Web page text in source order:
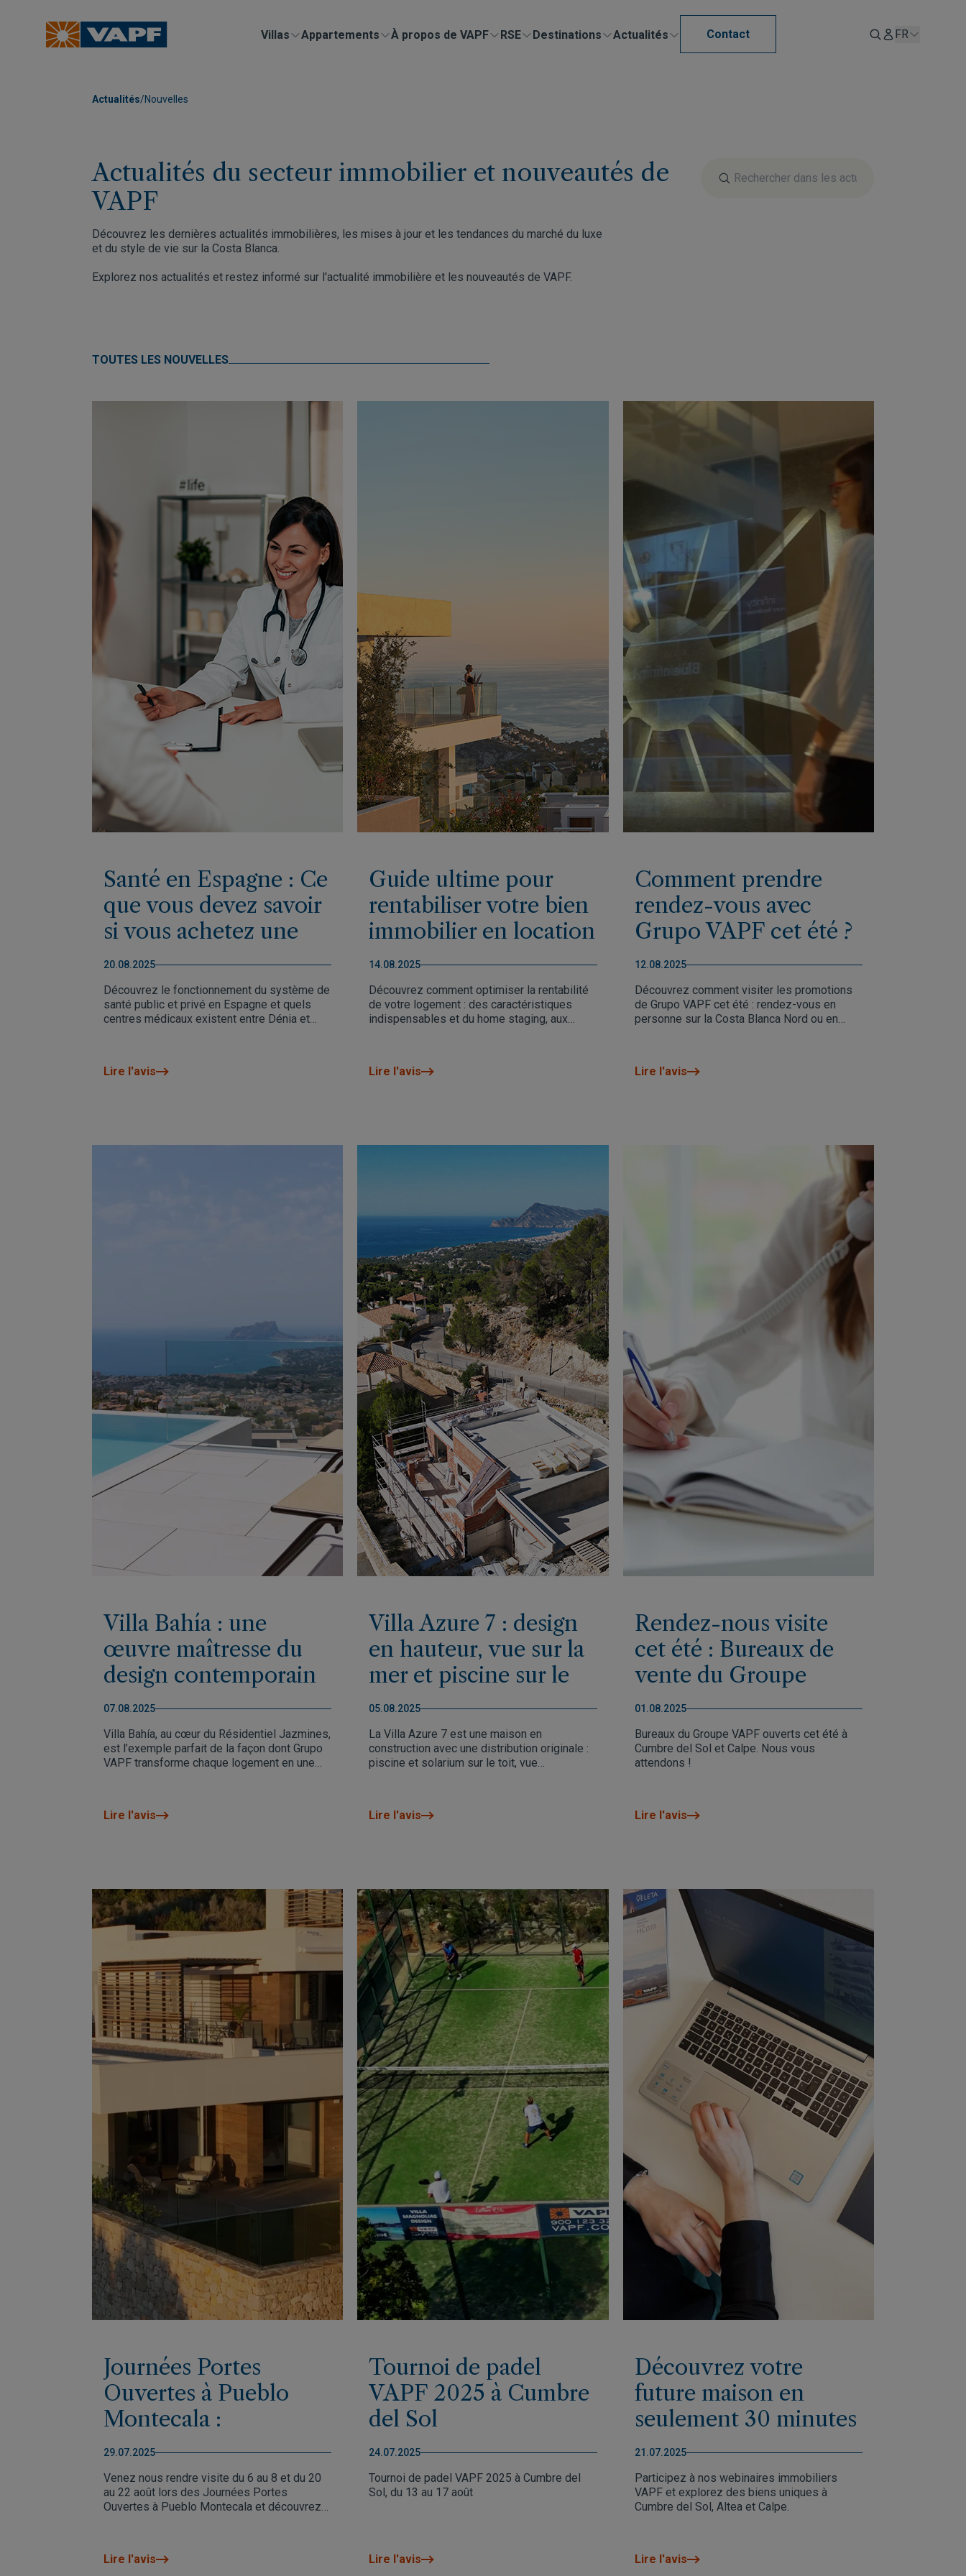
Villas Appartements À propos de VAPF RSE Destinations Actualités Contact FR
Actualités/Nouvelles
Actualités du secteur immobilier et nouveautés de
VAPF
Découvrez les dernières actualités immobilières, les mises à jour et les tendances du marché du luxe
et du style de vie sur la Costa Blanca.
Explorez nos actualités et restez informé sur l'actualité immobilière et les nouveautés de VAPF.
TOUTES LES NOUVELLES
Santé en Espagne : Ce
que vous devez savoir
si vous achetez une
maison sur la Costa
Blanca Nord
20.08.2025
Découvrez le fonctionnement du système de
santé public et privé en Espagne et quels
centres médicaux existent entre Dénia et
Lire l'avis
Guide ultime pour
rentabiliser votre bien
immobilier en location
sur la Costa Blanca
Nord
14.08.2025
Découvrez comment optimiser la rentabilité
de votre logement : des caractéristiques
indispensables et du home staging, aux
comment le Groupe VAPF vous met en
Lire l'avis
Comment prendre
rendez-vous avec
Grupo VAPF cet été ?
12.08.2025
Découvrez comment visiter les promotions
de Grupo VAPF cet été : rendez-vous en
personne sur la Costa Blanca Nord ou en
Lire l'avis
Villa Bahía : une
œuvre maîtresse du
design contemporain
signée par Grupo
VAPF
07.08.2025
Villa Bahía, au cœur du Résidentiel Jazmines,
est l’exemple parfait de la façon dont Grupo
VAPF transforme chaque logement en une
Costa Blanca Nord.
Lire l'avis
Villa Azure 7 : design
en hauteur, vue sur la
mer et piscine sur le
solarium
05.08.2025
La Villa Azure 7 est une maison en
construction avec une distribution originale :
piscine et solarium sur le toit, vue
décembre 2025.
Lire l'avis
Rendez-nous visite
cet été : Bureaux de
vente du Groupe
VAPF ouverts du
lundi au samedi
01.08.2025
Bureaux du Groupe VAPF ouverts cet été à
Cumbre del Sol et Calpe. Nous vous
attendons !
Lire l'avis
Journées Portes
Ouvertes à Pueblo
Montecala :
découvrez le nouvel
appartement témoin
et tombez sous le
del Sol.
29.07.2025
Venez nous rendre visite du 6 au 8 et du 20
au 22 août lors des Journées Portes
Ouvertes à Pueblo Montecala et découvrez
cette zone résidentielle paisible de Cumbre
Lire l'avis
Tournoi de padel
VAPF 2025 à Cumbre
del Sol
24.07.2025
Tournoi de padel VAPF 2025 à Cumbre del
Sol, du 13 au 17 août
Lire l'avis
Découvrez votre
future maison en
seulement 30 minutes
21.07.2025
Participez à nos webinaires immobiliers
VAPF et explorez des biens uniques à
Cumbre del Sol, Altea et Calpe.
Lire l'avis